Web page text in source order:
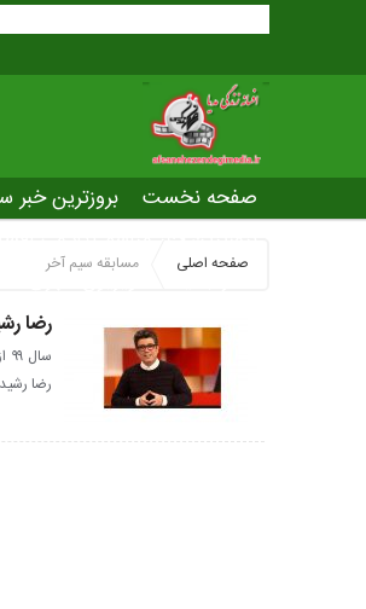
صفحه نخست بروزترین خبر
عصر جدید
تلویزیون شهری صفحه اصلی مسابقه سیم آخر
رضا
رضا